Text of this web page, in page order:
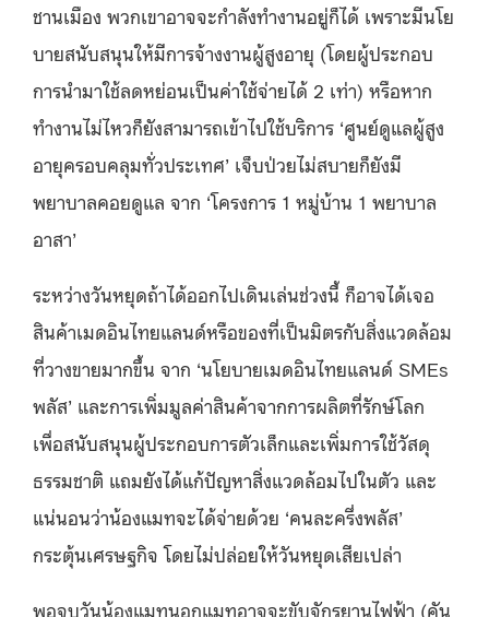
ชานเมือง พวกเขาอาจจะกำลังทำงานอยู่ก็ได้ เพราะมีนโย
บายสนับสนุนให้มีการจ้างงานผู้สูงอายุ (โดยผู้ประกอบ
การนำมาใช้ลดหย่อนเป็นค่าใช้จ่ายได้ 2 เท่า) หรือหาก
ทำงานไม่ไหวก็ยังสามารถเข้าไปใช้บริการ ‘ศูนย์ดูแลผู้สูง
อายุครอบคลุมทั่วประเทศ’ เจ็บป่วยไม่สบายก็ยังมี
พยาบาลคอยดูแล จาก ‘โครงการ 1 หมู่บ้าน 1 พยาบาล
อาสา’
ระหว่างวันหยุดถ้าได้ออกไปเดินเล่นช่วงนี้ ก็อาจได้เจอ
สินค้าเมดอินไทยแลนด์หรือของที่เป็นมิตรกับสิ่งแวดล้อม
ที่วางขายมากขึ้น จาก ‘นโยบายเมดอินไทยแลนด์ SMEs
พลัส’ และการเพิ่มมูลค่าสินค้าจากการผลิตที่รักษ์โลก
เพื่อสนับสนุนผู้ประกอบการตัวเล็กและเพิ่มการใช้วัสดุ
ธรรมชาติ แถมยังได้แก้ปัญหาสิ่งแวดล้อมไปในตัว และ
แน่นอนว่าน้องแมทจะได้จ่ายด้วย ‘คนละครึ่งพลัส’
กระตุ้นเศรษฐกิจ โดยไม่ปล่อยให้วันหยุดเสียเปล่า
พอจบวันน้องแมทนอกแมทอาจจะขับจักรยานไฟฟ้า (คัน